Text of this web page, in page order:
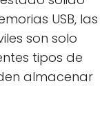
USB, las
son solo
tipos de
almacenar